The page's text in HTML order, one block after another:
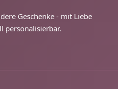
Geschenke - mit Liebe
personalisierbar.